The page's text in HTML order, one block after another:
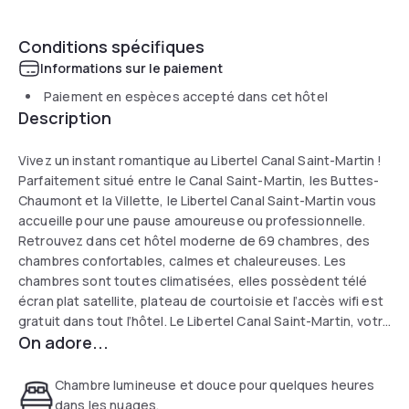
Conditions spécifiques
Informations sur le paiement
Paiement en espèces accepté dans cet hôtel
Description
Vivez un instant romantique au Libertel Canal Saint-Martin !
Parfaitement situé entre le Canal Saint-Martin, les Buttes-
Chaumont et la Villette, le Libertel Canal Saint-Martin vous
accueille pour une pause amoureuse ou professionnelle.
Retrouvez dans cet hôtel moderne de 69 chambres, des
chambres confortables, calmes et chaleureuses. Les
chambres sont toutes climatisées, elles possèdent télé
écran plat satellite, plateau de courtoisie et l’accès wifi est
gratuit dans tout l’hôtel. Le Libertel Canal Saint-Martin, votre
choix pour vos après-midi sensuelles.
On adore...
Chambre lumineuse et douce pour quelques heures
dans les nuages.